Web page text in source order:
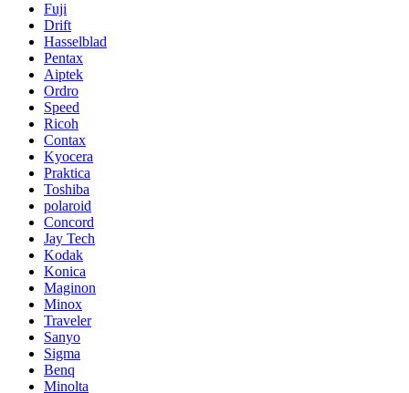
Fuji
Drift
Hasselblad
Pentax
Aiptek
Ordro
Speed
Ricoh
Contax
Kyocera
Praktica
Toshiba
polaroid
Concord
Jay Tech
Kodak
Konica
Maginon
Minox
Traveler
Sanyo
Sigma
Benq
Minolta